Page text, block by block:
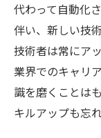
代わって自動化
伴い、新しい技
技術者は常にア
業界でのキャリ
識を磨くことは
キルアップも忘